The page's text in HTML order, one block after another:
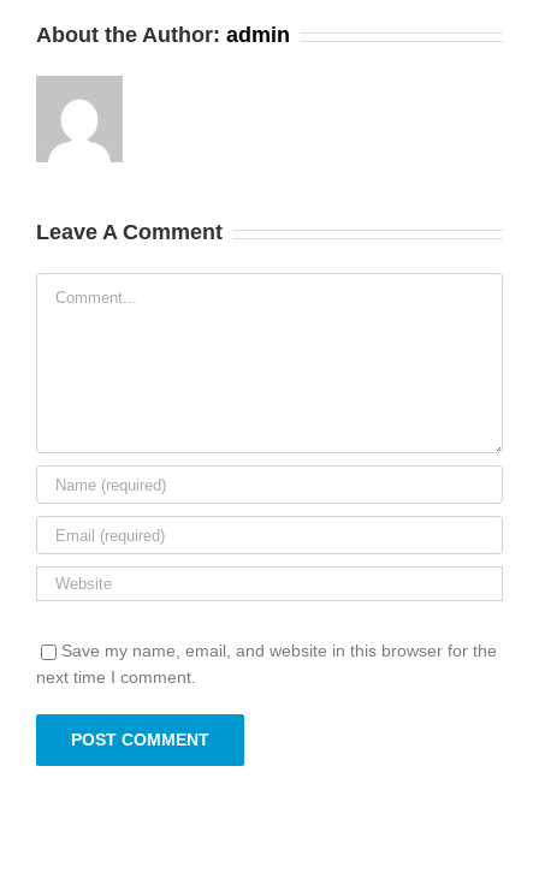
About the Author: admin
Leave A Comment
Save my name, email, and website in this browser for the
next time I comment.